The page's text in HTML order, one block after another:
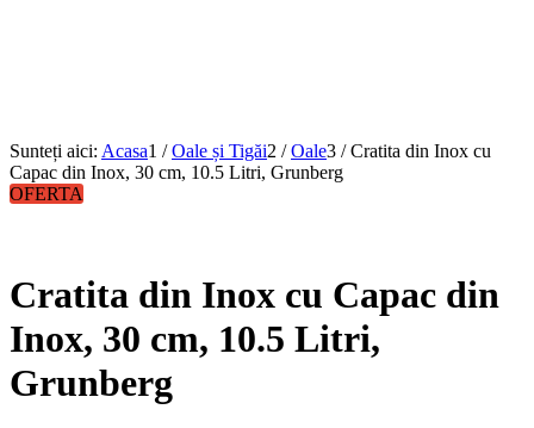
Sunteți aici: Acasa1 / Oale și Tigăi2 / Oale3 / Cratita din Inox cu
Capac din Inox, 30 cm, 10.5 Litri, Grunberg
OFERTA
Cratita din Inox cu Capac din
Inox, 30 cm, 10.5 Litri,
Grunberg